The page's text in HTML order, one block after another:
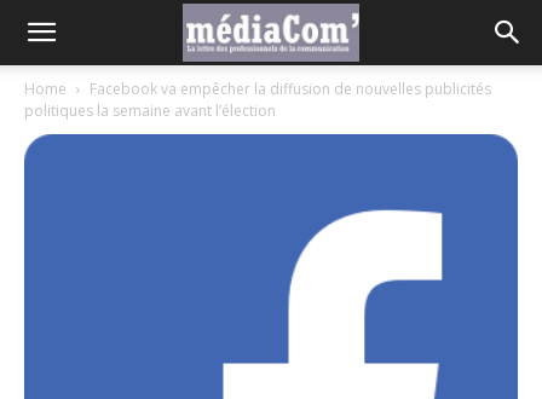
Home
Facebook va empêcher la diffusion de nouvelles publicités
politiques la semaine avant l’élection